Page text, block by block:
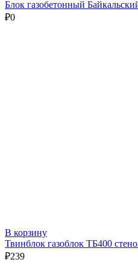
Блок газобетонный
₽0
В корзину
Твинблок газоблок ТБ400
₽239